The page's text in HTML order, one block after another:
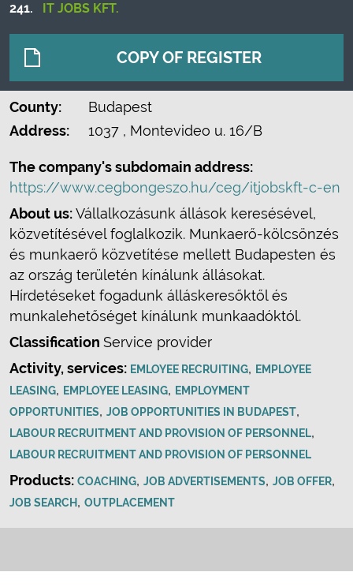
241. IT JOBS KFT.
COPY OF REGISTER
County:
Budapest
Address:
1037 , Montevideo u. 16/B
The company's subdomain address:
https://www.cegbongeszo.hu/ceg/itjobskft-c-en
About us:Vállalkozásunk állások keresésével,
közvetítésével foglalkozik. Munkaerő-kölcsönzés
és munkaerő közvetítése mellett Budapesten és
az ország területén kínálunk állásokat.
Hírdetéseket fogadunk álláskeresőktől és
munkalehetőséget kínálunk munkaadóktól.
Classification Service provider
Activity, services: EMLOYEE RECRUITING, EMPLOYEE
LEASING, EMPLOYEE LEASING, EMPLOYMENT
OPPORTUNITIES, JOB OPPORTUNITIES IN BUDAPEST,
LABOUR RECRUITMENT AND PROVISION OF PERSONNEL,
LABOUR RECRUITMENT AND PROVISION OF PERSONNEL
Products: COACHING, JOB ADVERTISEMENTS, JOB OFFER,
JOB SEARCH, OUTPLACEMENT